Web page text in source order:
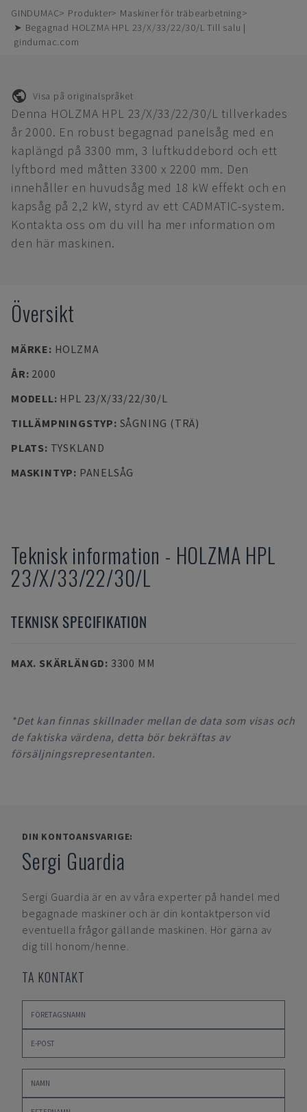
GINDUMAC Produkter
Maskiner för träbearbetning
➤ Begagnad HOLZMA HPL 23/X/33/22/30/L Till salu |
gindumac.com
Visa på originalspråket
Denna HOLZMA HPL 23/X/33/22/30/L tillverkades
år 2000. En robust begagnad panelsåg med en
kaplängd på 3300 mm, 3 luftkuddebord och ett
lyftbord med måtten 3300 x 2200 mm. Den
innehåller en huvudsåg med 18 kW effekt och en
kapsåg på 2,2 kW, styrd av ett CADMATIC-system.
Kontakta oss om du vill ha mer information om
den här maskinen.
Översikt
MÄRKE: HOLZMA
ÅR: 2000
MODELL: HPL 23/X/33/22/30/L
TILLÄMPNINGSTYP: SÅGNING (TRÄ)
PLATS: TYSKLAND
MASKINTYP: PANELSÅG
Teknisk information - HOLZMA HPL
23/X/33/22/30/L
TEKNISK SPECIFIKATION
MAX. SKÄRLÄNGD: 3300 MM
*Det kan finnas skillnader mellan de data som visas och
de faktiska värdena, detta bör bekräftas av
försäljningsrepresentanten.
DIN KONTOANSVARIGE:
Sergi Guardia
Sergi Guardia är en av våra experter på handel med
begagnade maskiner och är din kontaktperson vid
eventuella frågor gällande maskinen. Hör gärna av
dig till honom/henne.
TA KONTAKT